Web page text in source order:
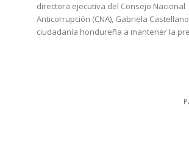
directora ejecutiva del Consejo Nacional
Anticorrupción (CNA), Gabriela
ciudadanía hondureña a mantener la